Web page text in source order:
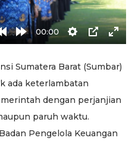
Rewind
10s
Forward
00:00
Settings
PIP
Sumatera Barat (Sumbar)
ada keterlambatan
dengan perjanjian
paruh waktu.
Pengelola Keuangan